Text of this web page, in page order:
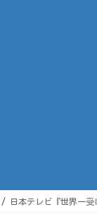
日本テレビ『世界一